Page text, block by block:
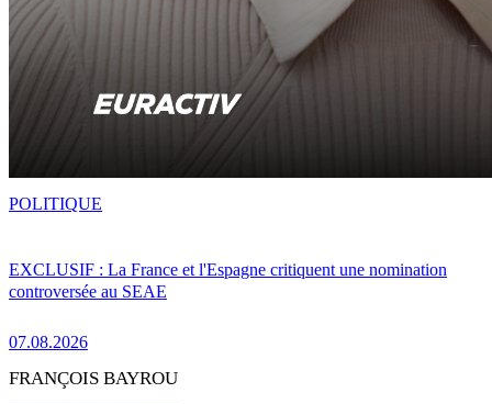
EXCLUSIF : La France et l'Espagne critiquent une nomination
controversée au SEAE
07.08.2026
POLITIQUE
FRANÇOIS BAYROU